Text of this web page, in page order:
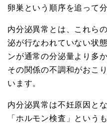
卵巣という順序を追って
内分泌異常とは、これら
泌が行なわれていない状
ンが通常の分泌量より多
その関係の不調和がおこ
います。
内分泌異常は不妊原因と
「ホルモン検査」という